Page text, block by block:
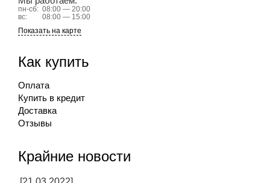
пн-сб: 08:00 — 20:00
вс:
08:00 — 15:00
Показать на карте
Как купить
Оплата
Купить в кредит
Доставка
Отзывы
Крайние новости